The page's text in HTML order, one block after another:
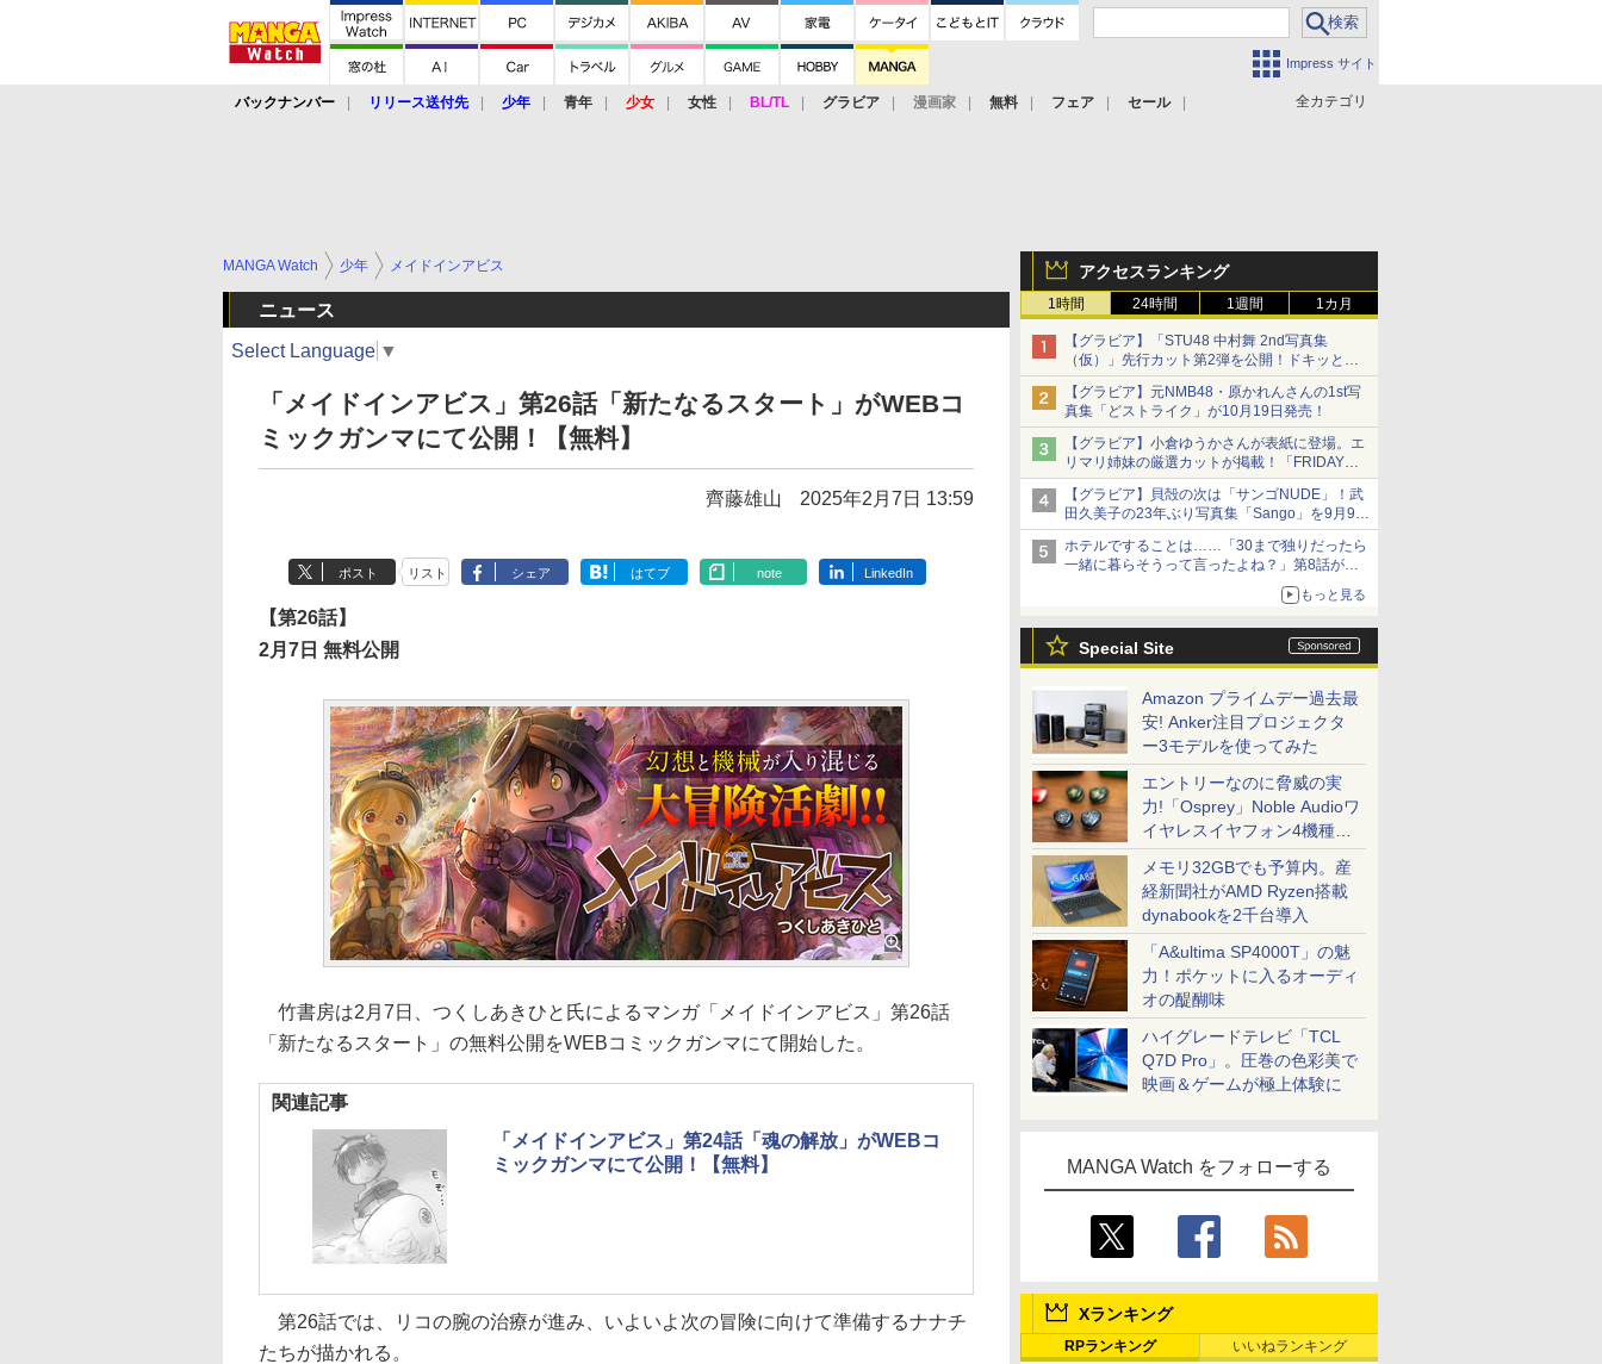
Impress サイト
全カテゴリ
バックナンバー リリース送付先 少年 青年 少女 女性 BL/TL グラビア 漫画家 無料 フェア セール
アクセスランキング
1時間 24時間 1週間 1カ月
【グラビア】「STU48 中村舞 2nd写真集
（仮）」先行カット第2弾を公開！ドキッとす
るランジェリーカットなど新たな挑戦
【グラビア】元NMB48・原かれんさんの1st写
真集「どストライク」が10月19日発売！
【グラビア】小倉ゆうかさんが表紙に登場。エ
リマリ姉妹の厳選カットが掲載！「FRIDAY
2026年8⽉21・28日号」本日発売
【グラビア】貝殻の次は「サンゴNUDE」！武
田久美子の23年ぶり写真集「Sango」を9月9日
に発売
ホテルですることは……「30まで独りだったら
一緒に暮らそうって言ったよね？」第8話が無
もっと見る
Special Site
Amazon プライムデー過去最
安! Anker注目プロジェクタ
ー3モデルを使ってみた
エントリーなのに脅威の実
力!「Osprey」Noble Audioワ
イヤレスイヤフォン4機種を
一気に聴く
メモリ32GBでも予算内。産
経新聞社がAMD Ryzen搭載
dynabookを2千台導入
「A&ultima SP4000T」の魅
力！ポケットに入るオーディ
オの醍醐味
ハイグレードテレビ「TCL
Q7D Pro」。圧巻の色彩美で
映画＆ゲームが極上体験に
MANGA Watch をフォローする
Xランキング
RPランキング いいねランキング
MANGA Watch 少年 メイドインアビス
ニュース
Select Language ▼
「メイドインアビス」第26話「新たなるスタート」がWEBコ
ミックガンマにて公開！【無料】
齊藤雄山 2025年2月7日 13:59
ポスト リスト シェア はてブ note LinkedIn
【第26話】
2月7日 無料公開
竹書房は2月7日、つくしあきひと氏によるマンガ「メイドインアビス」第26話
「新たなるスタート」の無料公開をWEBコミックガンマにて開始した。
関連記事
「メイドインアビス」第24話「魂の解放」がWEBコ
ミックガンマにて公開！【無料】
第26話では、リコの腕の治療が進み、いよいよ次の冒険に向けて準備するナナチ
たちが描かれる。